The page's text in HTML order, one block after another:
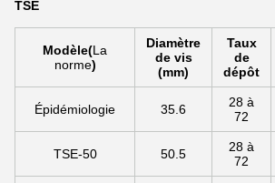
TSE
Modèle(La
norme)
Diamètre
de vis
(mm)
Taux
de
dépôt
Épidémiologie 35.6
28 à
72
TSE-50 50.5
28 à
72